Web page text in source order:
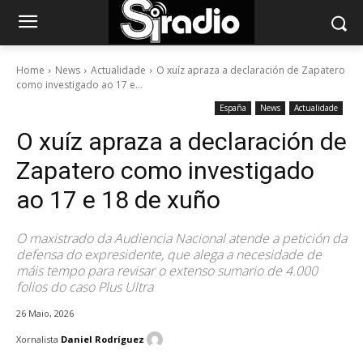
Home News Actualidade
O xuíz apraza a declaración de Zapatero
como investigado ao 17 e...
España News Actualidade
O xuíz apraza a declaración de
Zapatero como investigado
ao 17 e 18 de xuño
O maxistrado da Audiencia Nacional atende a petición da
defensa do expresidente, que alega a necesidade de
máis tempo para revisar o extenso sumario de 4.000
folios do caso Plus Ultra
26 Maio, 2026
Xornalista Daniel Rodríguez